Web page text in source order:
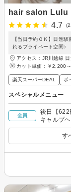
hair salon Lulu
4.7
【当日予約ＯＫ】日進
れるプライベート空間♪
アクセス：JR川越線
カット単価： ￥2,200～
楽天スーパーDEAL ポ
スペシャルメニュー
全員
後日【622
キャルプ
す